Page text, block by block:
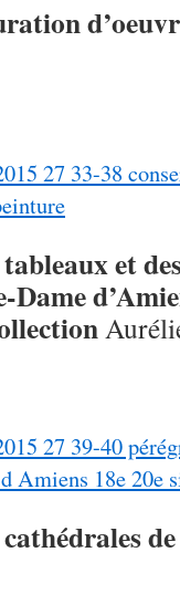
27 33-38
et
27 39-40
Amiens 18e 20e